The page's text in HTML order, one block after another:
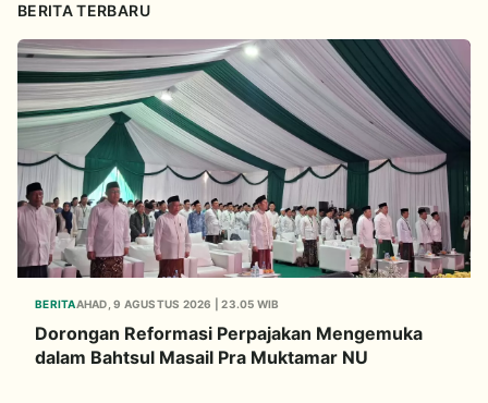
BERITA TERBARU
BERITAAHAD, 9 AGUSTUS 2026 | 23.05 WIB
Dorongan Reformasi Perpajakan Mengemuka
dalam Bahtsul Masail Pra Muktamar NU